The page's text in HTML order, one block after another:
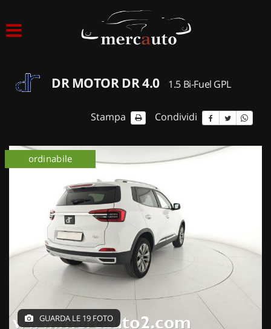
ACQUISTIAMO USATO
NOLEGGIO AUTO
NOLEGGIO LUNGO TERMINE
NOLEGGIO BREVE TERMINE
CONTATTI
DR MOTOR DR 4.0 1.5 Bi-Fuel GPL
Stampa Condividi
ordinabile
GUARDA LE 19 FOTO